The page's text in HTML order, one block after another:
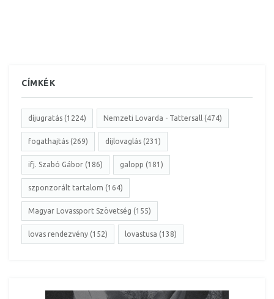
CÍMKÉK
díjugratás (1224) Nemzeti Lovarda - Tattersall (474)
fogathajtás (269) díjlovaglás (231)
ifj. Szabó Gábor (186) galopp (181)
szponzorált tartalom (164)
Magyar Lovassport Szövetség (155)
lovas rendezvény (152) lovastusa (138)